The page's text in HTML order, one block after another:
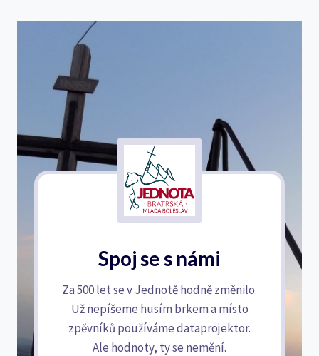
Spoj se s námi
Za 500 let se v Jednotě hodně změnilo.
Už nepíšeme husím brkem a místo
zpěvníků používáme dataprojektor.
Ale hodnoty, ty se nemění.